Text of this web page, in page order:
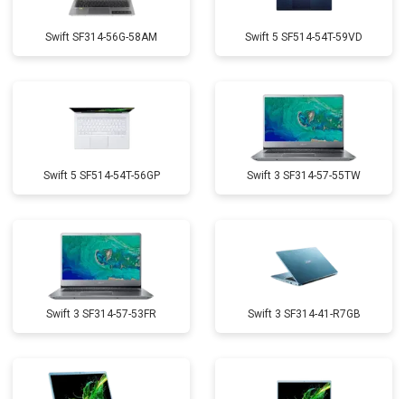
Swift SF314-56G-58AM Swift 5 SF514-54T-59VD
Swift 5 SF514-54T-56GP Swift 3 SF314-57-55TW
Swift 3 SF314-57-53FR Swift 3 SF314-41-R7GB